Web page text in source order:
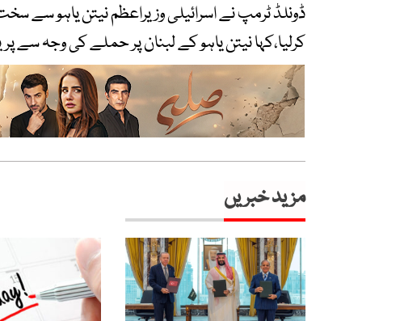
ڈونلڈ ٹرمپ نے اسرائیلی وزیراعظم نیتن یاہو سے
کرلیا،کہا نیتن یاہو کے لبنان پر حملے کی وجہ سے
مزید خبریں